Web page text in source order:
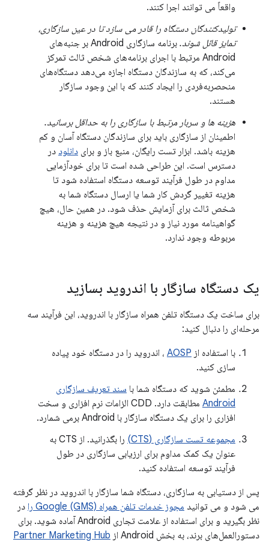
واقعاً می توانند اجرا کنند.
تولیدکنندگان دستگاه را قادر می سازد تا در عین سازگاری،
تمایز قائل شوند.
برنامه سازگاری Android بر جنبه‌های
Android مرتبط با اجرای برنامه‌های شخص ثالث تمرکز
می‌کند، که به سازندگان دستگاه اجازه می‌دهد دستگاه‌های
منحصربه‌فردی را ایجاد کنند که با این وجود سازگار
هستند.
هزینه ها و سربار مرتبط با سازگاری را به حداقل برسانید.
اطمینان از سازگاری باید برای سازندگان دستگاه آسان و کم
هزینه باشد. ابزار تست رایگان، منبع باز و برای دانلود در
دسترس است. این طراحی شده است تا برای خودآزمایی
مداوم در طول فرآیند توسعه دستگاه استفاده شود تا
هزینه تغییر گردش کار شما یا ارسال دستگاه شما به
شخص ثالث برای آزمایش حذف شود. در همین حال، هیچ
گواهینامه مورد نیاز و در نتیجه هیچ هزینه و هزینه
مربوطه وجود ندارد.
یک دستگاه سازگار با اندروید بسازید
برای ساخت یک دستگاه تلفن همراه سازگار با اندروید، این فرآیند سه
مرحله‌ای را دنبال کنید:
با استفاده از AOSP ، اندروید را در دستگاه خود پیاده
سازی کنید.
مطمئن شوید که دستگاه شما با سند تعریف سازگاری
Android
مطابقت دارد. CDD الزامات نرم افزاری و سخت
افزاری را برای یک دستگاه سازگار با Android برمی شمارد.
مجموعه تست سازگاری (CTS)
را بگذرانید. از CTS به
عنوان یک کمک مداوم برای ارزیابی سازگاری در طول
فرآیند توسعه استفاده کنید.
پس از دستیابی به سازگاری، دستگاه شما سازگار با اندروید در نظر گرفته
می شود و می توانید مجوز خدمات تلفن همراه Google (GMS) را
در
نظر بگیرید و برای استفاده از علامت تجاری Android آماده شوید. برای
دستورالعمل‌های برند، به بخش Android از
Partner Marketing Hub